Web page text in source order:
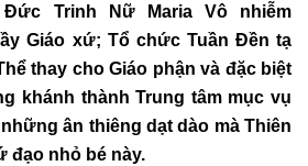
Trinh Nữ Maria Vô nhiễm
Giáo xứ; Tổ chức Tuần Đền tạ
thay cho Giáo phận và đặc biệt
khánh thành Trung tâm mục vụ
ân thiêng dạt dào mà Thiên
đạo nhỏ bé này.